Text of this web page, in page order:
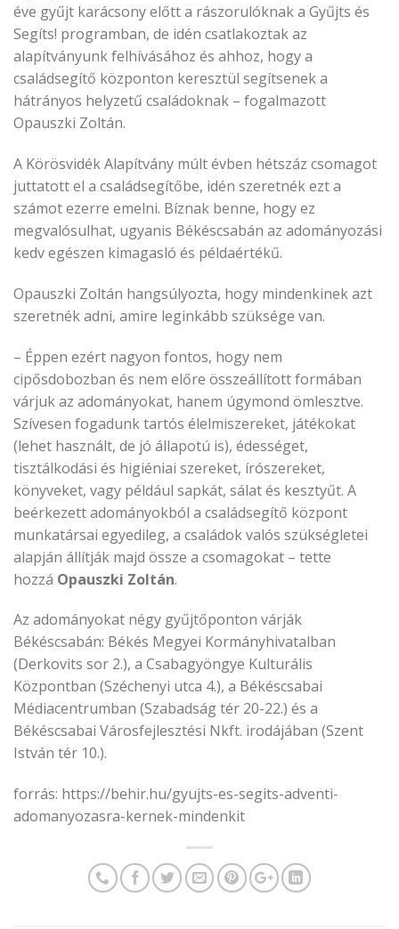
éve gyűjt karácsony előtt a rászorulóknak a Gyűjts és
Segíts! programban, de idén csatlakoztak az
alapítványunk felhívásához és ahhoz, hogy a
családsegítő központon keresztül segítsenek a
hátrányos helyzetű családoknak – fogalmazott
Opauszki Zoltán.
A Körösvidék Alapítvány múlt évben hétszáz csomagot
juttatott el a családsegítőbe, idén szeretnék ezt a
számot ezerre emelni. Bíznak benne, hogy ez
megvalósulhat, ugyanis Békéscsabán az adományozási
kedv egészen kimagasló és példaértékű.
Opauszki Zoltán hangsúlyozta, hogy mindenkinek azt
szeretnék adni, amire leginkább szüksége van.
– Éppen ezért nagyon fontos, hogy nem
cipősdobozban és nem előre összeállított formában
várjuk az adományokat, hanem úgymond ömlesztve.
Szívesen fogadunk tartós élelmiszereket, játékokat
(lehet használt, de jó állapotú is), édességet,
tisztálkodási és higiéniai szereket, írószereket,
könyveket, vagy például sapkát, sálat és kesztyűt. A
beérkezett adományokból a családsegítő központ
munkatársai egyedileg, a családok valós szükségletei
alapján állítják majd össze a csomagokat – tette
hozzá Opauszki Zoltán.
Az adományokat négy gyűjtőponton várják
Békéscsabán: Békés Megyei Kormányhivatalban
(Derkovits sor 2.), a Csabagyöngye Kulturális
Központban (Széchenyi utca 4.), a Békéscsabai
Médiacentrumban (Szabadság tér 20-22.) és a
Békéscsabai Városfejlesztési Nkft. irodájában (Szent
István tér 10.).
forrás: https://behir.hu/gyujts-es-segits-adventi-
adomanyozasra-kernek-mindenkit